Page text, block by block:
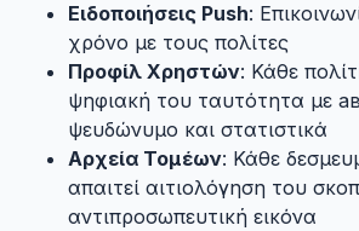
Ειδοποιήσεις Push:
χρόνο με τους πολίτες
Προφίλ Χρηστών: Κάθε
ψηφιακή του ταυτότητα με
ψευδώνυμο και στατιστικά
Αρχεία Τομέων: Κάθε
απαιτεί αιτιολόγηση του
αντιπροσωπευτική εικόνα